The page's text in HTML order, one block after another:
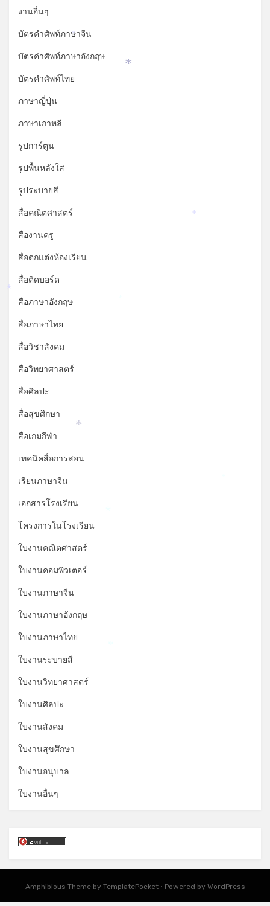
งานอื่นๆ
บัตรคำศัพท์ภาษาจีน
บัตรคำศัพท์ภาษาอังกฤษ
บัตรคำศัพท์ไทย
ภาษาญี่ปุ่น
ภาษาเกาหลี
รูปการ์ตูน
รูปพื้นหลังใส
รูประบายสี
สื่อคณิตศาสตร์
สื่องานครู
สื่อตกแต่งห้องเรียน
สื่อติดบอร์ด
สื่อภาษาอังกฤษ
สื่อภาษาไทย
สื่อวิชาสังคม
สื่อวิทยาศาสตร์
สื่อศิลปะ
สื่อสุขศึกษา
สื่อเกมกีฬา
เทคนิคสื่อการสอน
เรียนภาษาจีน
เอกสารโรงเรียน
โครงการในโรงเรียน
ใบงานคณิตศาสตร์
ใบงานคอมพิวเตอร์
ใบงานภาษาจีน
ใบงานภาษาอังกฤษ
ใบงานภาษาไทย
ใบงานระบายสี
ใบงานวิทยาศาสตร์
ใบงานศิลปะ
ใบงานสังคม
ใบงานสุขศึกษา
ใบงานอนุบาล
ใบงานอื่นๆ
Amphibious Theme by TemplatePocket ⋅ Powered by WordPress
*
*